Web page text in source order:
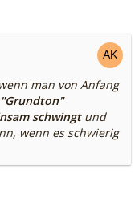
man von Anfang
schwingtund
wenn es schwierig